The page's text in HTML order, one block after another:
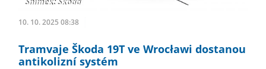
10. 10. 2025 08:38
Tramvaje Škoda 19T ve Wrocławi dostanou
antikolizní systém